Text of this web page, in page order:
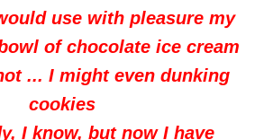
use with pleasure my
of chocolate ice cream
... I might even dunking
cookies
I know, but now I have